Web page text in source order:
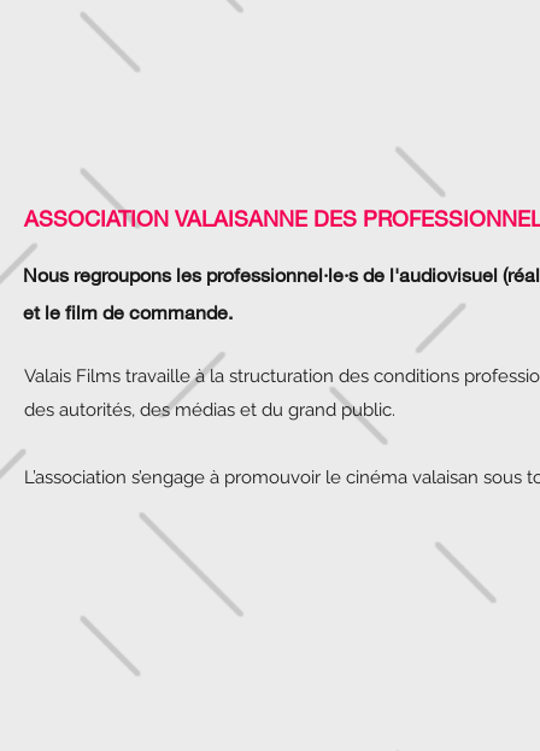
ASSOCIATION VALAISANNE DES
Nous regroupons les professionnel·le·s de l'audiovisuel
et le film de commande.
Valais Films travaille à la structuration des conditions
des autorités, des médias et du grand public.
L’association s’engage à promouvoir le cinéma valaisan sous